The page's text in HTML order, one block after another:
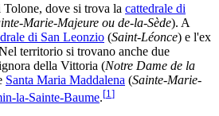
Tolone, dove si trova la cattedrale di
Marie-Majeure ou de-la-Sède). A
di San Leonzio (Saint-Léonce) e l'ex
territorio si trovano anche due
della Vittoria (Notre Dame de la
Santa Maria Maddalena (Sainte-Marie-
la-Sainte-Baume.[1 ]